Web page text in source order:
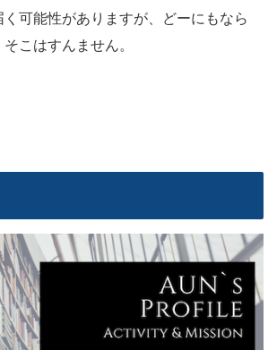
可能性がありますが、どーにもなら
こはすんません。